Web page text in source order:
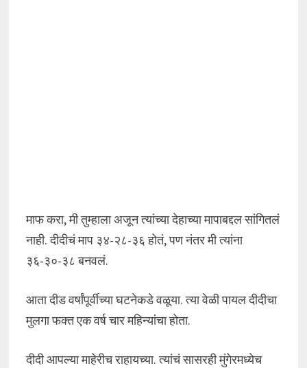
माफ करा, मी तुम्हाला अजून त्यांच्या देहाच्या मापाबद्दल सांगितलं
नाही. दीदीचं माप ३४-२८-३६ होतं, पण नंतर मी त्यांना
३६-३०-३८ बनवलं.
आता दीड वर्षांपूर्वीच्या घटनेकडे वळूया. त्या वेळी पायल दीदीचा
मुलगा फक्त एक वर्ष चार महिन्यांचा होता.
दीदी आपल्या माहेरीच राहायच्या. त्यांचं सासरही मुंगेरमध्येच